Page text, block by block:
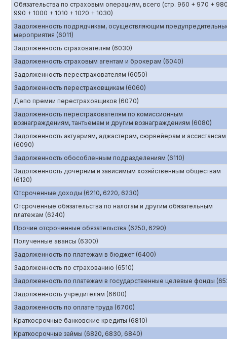
Обязательства по страховым операциям, всего (стр. 960 + 970 +
990 + 1000 + 1010 + 1020 + 1030)
Задолженность подрядчикам, осуществляющим
мероприятия (6011)
Задолженность страхователям (6030)
Задолженность страховым агентам и брокерам (6040)
Задолженность перестрахователям (6050)
Задолженность перестраховщикам (6060)
Депо премии перестраховщиков (6070)
Задолженность перестрахователям по комиссионным
вознаграждениям, тантьемам и другим вознаграждениям (6080)
Задолженность актуариям, аджастерам, сюрвейерам и ассистансам
(6090)
Задолженность обособленным подразделениям (6110)
Задолженность дочерним и зависимым хозяйственным обществам
(6120)
Отсроченные доходы (6210, 6220, 6230)
Отсроченные обязательства по налогам и другим обязательным
платежам (6240)
Прочие отсроченные обязательства (6250, 6290)
Полученные авансы (6300)
Задолженность по платежам в бюджет (6400)
Задолженность по страхованию (6510)
Задолженность по платежам в государственные целевые фонды
Задолженность учредителям (6600)
Задолженность по оплате труда (6700)
Краткосрочные банковские кредиты (6810)
Краткосрочные займы (6820, 6830, 6840)